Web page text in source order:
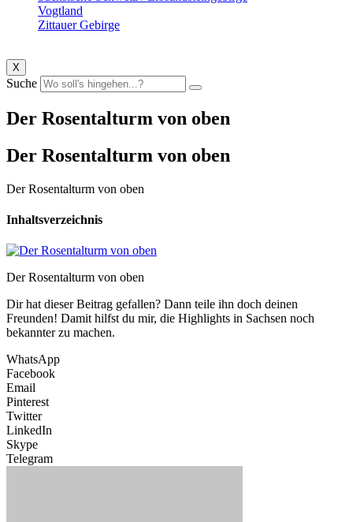
Vogtland
Zittauer Gebirge
X
Suche
Der Rosentalturm von oben
Der Rosentalturm von oben
Der Rosentalturm von oben
Inhaltsverzeichnis
Der Rosentalturm von oben
Dir hat dieser Beitrag gefallen? Dann teile ihn doch deinen
Freunden! Damit hilfst du mir, die Highlights in Sachsen noch
bekannter zu machen.
WhatsApp
Facebook
Email
Pinterest
Twitter
LinkedIn
Skype
Telegram